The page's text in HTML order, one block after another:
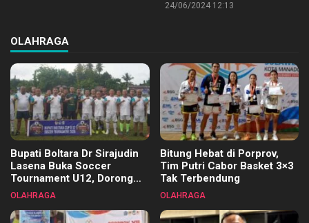
24/06/2024 12:13
OLAHRAGA
Bupati Boltara Dr Sirajudin
Lasena Buka Soccer
Tournament U12, Dorong
Pembinaan Merata di Setiap
OLAHRAGA
Bitung Hebat di Porprov,
Tim Putri Cabor Basket 3×3
Tak Terbendung
OLAHRAGA